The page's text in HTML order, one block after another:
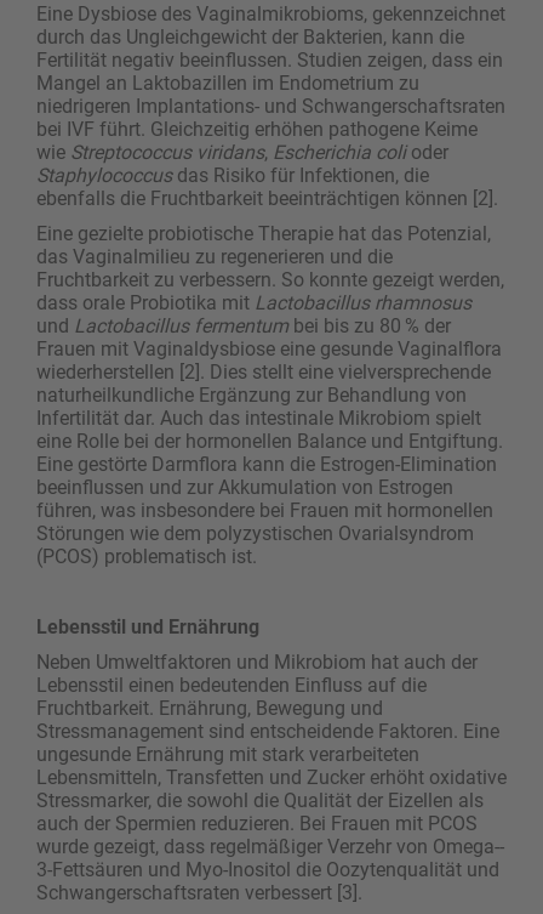
Eine Dysbiose des Vaginalmikrobioms, gekennzeichnet
durch das Ungleichgewicht der Bakterien, kann die
Fertilität negativ beeinflussen. Studien zeigen, dass ein
Mangel an Laktobazillen im Endometrium zu
niedrigeren Implantations- und Schwangerschaftsraten
bei IVF führt. Gleichzeitig erhöhen pathogene Keime
wie Streptococcus viridans, Escherichia colioder
Staphylococcus das Risiko für Infektionen, die
ebenfalls die Fruchtbarkeit beeinträchtigen können [2].
Eine gezielte probiotische Therapie hat das Potenzial,
das Vaginalmilieu zu regenerieren und die
Fruchtbarkeit zu verbessern. So konnte gezeigt werden,
dass orale Probiotika mit Lactobacillus rhamnosus
und Lactobacillus fermentumbei bis zu 80 % der
Frauen mit Vaginaldysbiose eine gesunde Vaginalflora
wiederherstellen [2]. Dies stellt eine viel­versprechende
naturheilkundliche Ergänzung zur Behandlung von
Infertilität dar. Auch das intestinale Mikrobiom spielt
eine Rolle bei der hormonellen Balance und Entgiftung.
Eine gestörte Darmflora kann die Estrogen-Elimination
beeinflussen und zur Akkumulation von Estrogen
führen, was insbesondere bei Frauen mit hormonellen
Störungen wie dem polyzystischen Ovarialsyndrom
(PCOS) problematisch ist.
Lebensstil und Ernährung
Neben Umweltfaktoren und Mikrobiom hat auch der
Lebensstil einen bedeutenden Einfluss auf die
Fruchtbarkeit. Ernährung, Bewegung und
Stressmanagement sind entscheidende Faktoren. Eine
ungesunde Ernährung mit stark verarbeiteten
Lebensmitteln, Transfetten und Zucker erhöht oxidative
Stressmarker, die sowohl die Qualität der Eizellen als
auch der Spermien reduzieren. Bei Frauen mit PCOS
wurde gezeigt, dass regelmäßiger Verzehr von Omega-­
3-Fettsäuren und Myo-Inositol die Oozytenqualität und
Schwangerschaftsraten verbessert [3].